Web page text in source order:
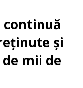
și
mii de